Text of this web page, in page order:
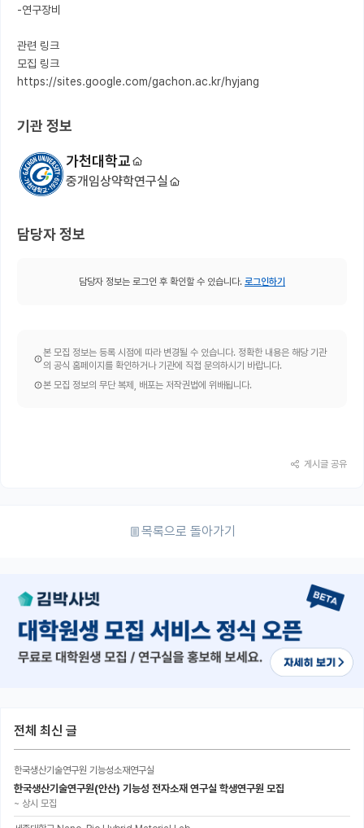
-연구장비
관련 링크
모집 링크
https://sites.google.com/gachon.ac.kr/hyjang
기관 정보
가천대학교
중개임상약학연구실
담당자 정보
담당자 정보는 로그인 후 확인할 수 있습니다. 로그인하기
본 모집 정보는 등록 시점에 따라 변경될 수 있습니다. 정확한 내용은 해당 기관
의 공식 홈페이지를 확인하거나 기관에 직접 문의하시기 바랍니다.
본 모집 정보의 무단 복제, 배포는 저작권법에 위배됩니다.
게시글 공유
목록으로 돌아가기
전체 최신 글
한국생산기술연구원 기능성소재연구실
한국생산기술연구원(안산) 기능성 전자소재 연구실 학생연구원 모집
~ 상시 모집